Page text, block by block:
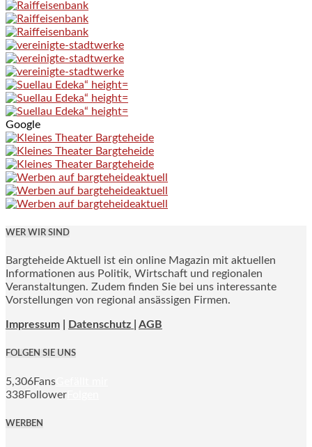
Google
WER WIR SIND
Bargteheide Aktuell ist ein online Magazin mit aktuellen
Informationen aus Politik, Wirtschaft und regionalen
Veranstaltungen. Zudem finden Sie bei uns interessante
Vorstellungen von regional ansässigen Firmen.
Impressum Datenschutz | AGB
FOLGEN SIE UNS
5,306Fans
338Follower
WERBEN